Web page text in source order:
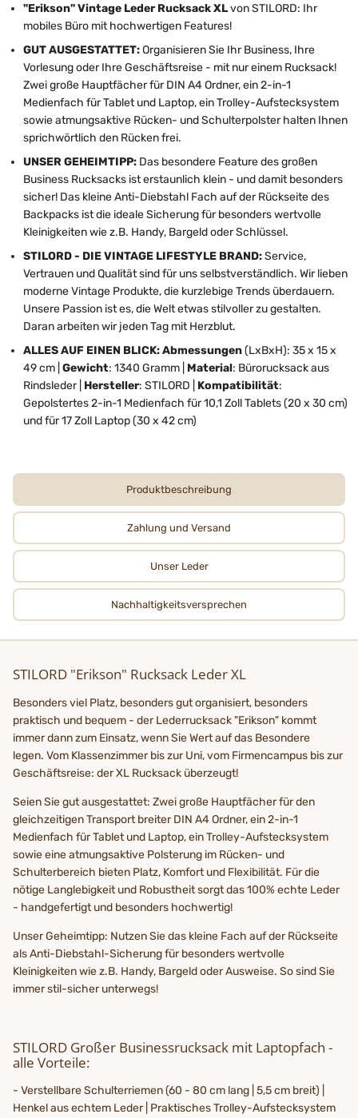
"Erikson" Vintage Leder Rucksack XLvon STILORD: Ihr
mobiles Büro mit hochwertigen Features!
GUT AUSGESTATTET:Organisieren Sie Ihr Business, Ihre
Vorlesung oder Ihre Geschäftsreise - mit nur einem Rucksack!
Zwei große Hauptfächer für DIN A4 Ordner, ein 2-in-1
Medienfach für Tablet und Laptop, ein Trolley-Aufstecksystem
sowie atmungsaktive Rücken- und Schulterpolster halten Ihnen
sprichwörtlich den Rücken frei.
UNSER GEHEIMTIPP: Das besondere Feature des großen
Business Rucksacks ist erstaunlich klein - und damit besonders
sicher! Das kleine Anti-Diebstahl Fach auf der Rückseite des
Backpacks ist die ideale Sicherung für besonders wertvolle
Kleinigkeiten wie z.B. Handy, Bargeld oder Schlüssel.
STILORD - DIE VINTAGE LIFESTYLE BRAND:Service,
Vertrauen und Qualität sind für uns selbstverständlich. Wir lieben
moderne Vintage Produkte, die kurzlebige Trends überdauern.
Unsere Passion ist es, die Welt etwas stilvoller zu gestalten.
Daran arbeiten wir jeden Tag mit Herzblut.
ALLES AUF EINEN BLICK: Abmessungen(LxBxH): 35 x 15 x
49 cm | Gewicht: 1340 Gramm | Material: Bürorucksack aus
Rindsleder | Hersteller: STILORD | Kompatibilität:
Gepolstertes 2-in-1 Medienfach für 10,1 Zoll Tablets (20 x 30 cm)
und für 17 Zoll Laptop (30 x 42 cm)
Produktbeschreibung
Zahlung und Versand
Unser Leder
Nachhaltigkeits­­­versprechen
STILORD "Erikson" Rucksack Leder XL
Besonders viel Platz, besonders gut organisiert, besonders
praktisch und bequem - der Lederrucksack "Erikson" kommt
immer dann zum Einsatz, wenn Sie Wert auf das Besondere
legen. Vom Klassenzimmer bis zur Uni, vom Firmencampus bis zur
Geschäftsreise: der XL Rucksack überzeugt!
Seien Sie gut ausgestattet: Zwei große Hauptfächer für den
gleichzeitigen Transport breiter DIN A4 Ordner, ein 2-in-1
Medienfach für Tablet und Laptop, ein Trolley-Aufstecksystem
sowie eine atmungsaktive Polsterung im Rücken- und
Schulterbereich bieten Platz, Komfort und Flexibilität. Für die
nötige Langlebigkeit und Robustheit sorgt das 100% echte Leder
- handgefertigt und besonders hochwertig!
Unser Geheimtipp: Nutzen Sie das kleine Fach auf der Rückseite
als Anti-Diebstahl-Sicherung für besonders wertvolle
Kleinigkeiten wie z.B. Handy, Bargeld oder Ausweise. So sind Sie
immer stil-sicher unterwegs!
STILORD Großer Businessrucksack mit Laptopfach -
alle Vorteile:
- Verstellbare Schulterriemen (60 - 80 cm lang | 5,5 cm breit) |
Henkel aus echtem Leder | Praktisches Trolley-Aufstecksystem